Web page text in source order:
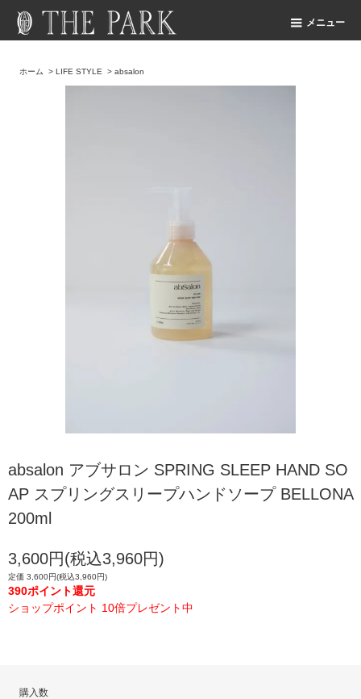
メニュー
ホーム >LIFE STYLE >absalon
absalon アブサロン SPRING SLEEP HAND SO
AP スプリングスリープハンドソープ BELLONA
200ml
3,600円(税込3,960円)
定価 3,600円(税込3,960円)
390ポイント還元
ショップポイント 10倍プレゼント中
購入数